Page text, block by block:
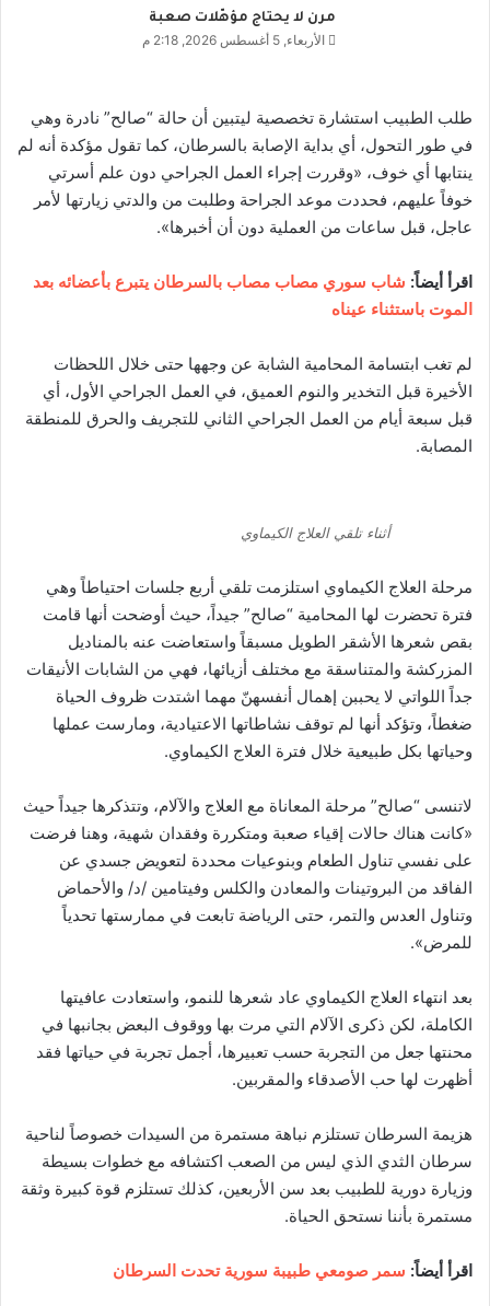
مرن لا يحتاج مؤهّلات صعبة
الأربعاء, 5 أغسطس 2026, 2:18 م
طلب الطبيب استشارة تخصصية ليتبين أن حالة “صالح” نادرة وهي
في طور التحول، أي بداية الإصابة بالسرطان، كما تقول مؤكدة أنه لم
ينتابها أي خوف، «وقررت إجراء العمل الجراحي دون علم أسرتي
خوفاً عليهم، فحددت موعد الجراحة وطلبت من والدتي زيارتها لأمر
عاجل، قبل ساعات من العملية دون أن أخبرها».
اقرأ أيضاً: شاب سوري مصاب مصاب بالسرطان يتبرع بأعضائه بعد
الموت باستثناء عيناه
لم تغب ابتسامة المحامية الشابة عن وجهها حتى خلال اللحظات
الأخيرة قبل التخدير والنوم العميق، في العمل الجراحي الأول، أي
قبل سبعة أيام من العمل الجراحي الثاني للتجريف والحرق للمنطقة
المصابة.
أثناء تلقي العلاج الكيماوي
مرحلة العلاج الكيماوي استلزمت تلقي أربع جلسات احتياطاً وهي
فترة تحضرت لها المحامية “صالح” جيداً، حيث أوضحت أنها قامت
بقص شعرها الأشقر الطويل مسبقاً واستعاضت عنه بالمناديل
المزركشة والمتناسقة مع مختلف أزيائها، فهي من الشابات الأنيقات
جداً اللواتي لا يحببن إهمال أنفسهنّ مهما اشتدت ظروف الحياة
ضغطاً، وتؤكد أنها لم توقف نشاطاتها الاعتيادية، ومارست عملها
وحياتها بكل طبيعية خلال فترة العلاج الكيماوي.
لاتنسى “صالح” مرحلة المعاناة مع العلاج والآلام، وتتذكرها جيداً حيث
«كانت هناك حالات إقياء صعبة ومتكررة وفقدان شهية، وهنا فرضت
على نفسي تناول الطعام وبنوعيات محددة لتعويض جسدي عن
الفاقد من البروتينات والمعادن والكلس وفيتامين /د/ والأحماض
وتناول العدس والتمر، حتى الرياضة تابعت في ممارستها تحدياً
للمرض».
بعد انتهاء العلاج الكيماوي عاد شعرها للنمو، واستعادت عافيتها
الكاملة، لكن ذكرى الآلام التي مرت بها ووقوف البعض بجانبها في
محنتها جعل من التجربة حسب تعبيرها، أجمل تجربة في حياتها فقد
أظهرت لها حب الأصدقاء والمقربين.
هزيمة السرطان تستلزم نباهة مستمرة من السيدات خصوصاً لناحية
سرطان الثدي الذي ليس من الصعب اكتشافه مع خطوات بسيطة
وزيارة دورية للطبيب بعد سن الأربعين، كذلك تستلزم قوة كبيرة وثقة
مستمرة بأننا نستحق الحياة.
اقرأ أيضاً: سمر صومعي طبيبة سورية تحدت السرطان